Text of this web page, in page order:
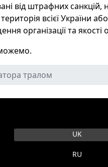
від штрафних санкцій,
всієї України
організації та якості
тралом
Оберіть свою мову
UK
RU